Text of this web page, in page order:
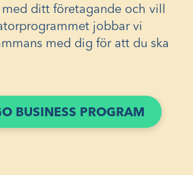
ditt företagande och vill
jobbar vi
med dig för att du ska
BUSINESS PROGRAM